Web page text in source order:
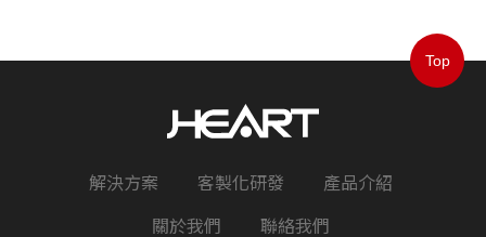
Top
解決方案 客製化研發 產品介紹
關於我們 聯絡我們